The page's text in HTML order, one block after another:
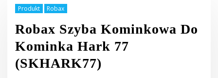
Produkt Robax
Robax Szyba Kominkowa Do
Kominka Hark 77
(SKHARK77)